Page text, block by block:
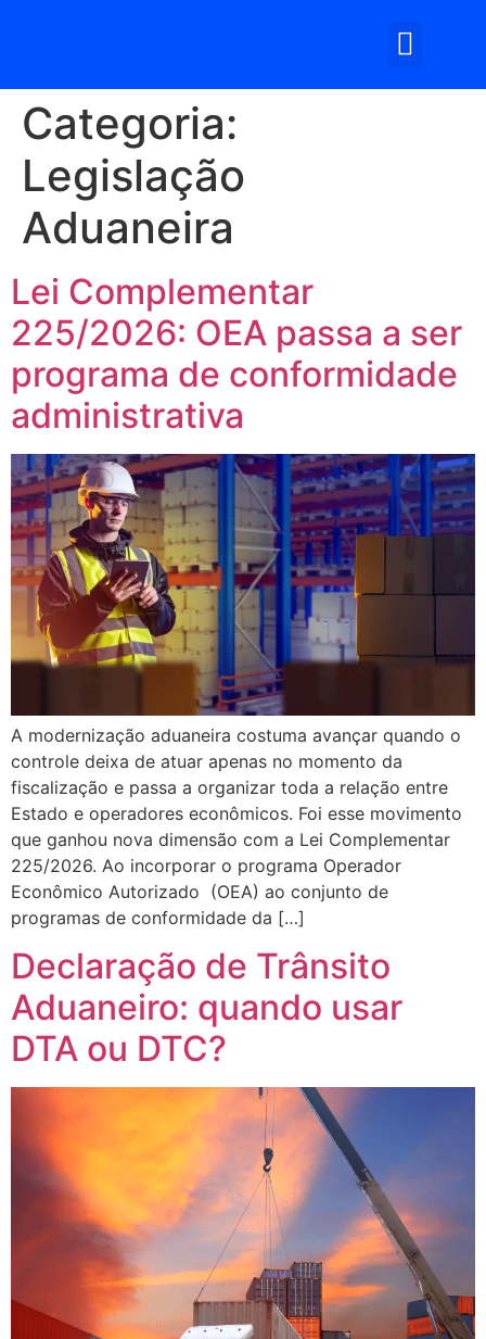
Categoria:
Legislação
Aduaneira
Lei Complementar
225/2026: OEA passa a ser
programa de conformidade
administrativa
A modernização aduaneira costuma avançar quando o
controle deixa de atuar apenas no momento da
fiscalização e passa a organizar toda a relação entre
Estado e operadores econômicos. Foi esse movimento
que ganhou nova dimensão com a Lei Complementar
225/2026. Ao incorporar o programa Operador
Econômico Autorizado (OEA) ao conjunto de
programas de conformidade da […]
Declaração de Trânsito
Aduaneiro: quando usar
DTA ou DTC?